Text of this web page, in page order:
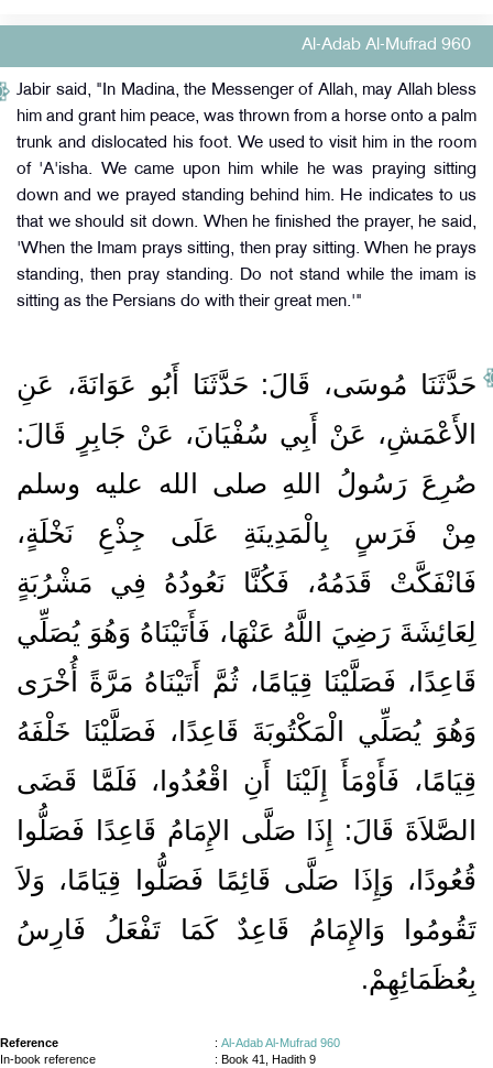
Al-Adab Al-Mufrad 960
Jabir said, "In Madina, the Messenger of Allah, may Allah bless
him and grant him peace, was thrown from a horse onto a palm
trunk and dislocated his foot. We used to visit him in the room
of 'A'isha. We came upon him while he was praying sitting
down and we prayed standing behind him. He indicates to us
that we should sit down. When he finished the prayer, he said,
'When the Imam prays sitting, then pray sitting. When he prays
standing, then pray standing. Do not stand while the imam is
sitting as the Persians do with their great men.'"
حَدَّثَنَا مُوسَى، قَالَ‏:‏ حَدَّثَنَا أَبُو عَوَانَةَ، عَنِ
الأَعْمَشِ، عَنْ أَبِي سُفْيَانَ، عَنْ جَابِرٍ قَالَ‏:‏
صُرِعَ رَسُولُ اللهِ صلى الله عليه وسلم
مِنْ فَرَسٍ بِالْمَدِينَةِ عَلَى جِذْعِ نَخْلَةٍ،
فَانْفَكَّتْ قَدَمُهُ، فَكُنَّا نَعُودُهُ فِي مَشْرُبَةٍ
لِعَائِشَةَ رَضِيَ اللَّهُ عَنْهَا، فَأَتَيْنَاهُ وَهُوَ يُصَلِّي
قَاعِدًا، فَصَلَّيْنَا قِيَامًا، ثُمَّ أَتَيْنَاهُ مَرَّةً أُخْرَى
وَهُوَ يُصَلِّي الْمَكْتُوبَةَ قَاعِدًا، فَصَلَّيْنَا خَلْفَهُ
قِيَامًا، فَأَوْمَأَ إِلَيْنَا أَنِ اقْعُدُوا، فَلَمَّا قَضَى
الصَّلاَةَ قَالَ‏:‏ إِذَا صَلَّى الإِمَامُ قَاعِدًا فَصَلُّوا
قُعُودًا، وَإِذَا صَلَّى قَائِمًا فَصَلُّوا قِيَامًا، وَلاَ
تَقُومُوا وَالإِمَامُ قَاعِدٌ كَمَا تَفْعَلُ فَارِسُ
بِعُظَمَائِهِمْ‏.‏
Reference : Al-Adab Al-Mufrad 960
In-book reference
: Book 41, Hadith 9